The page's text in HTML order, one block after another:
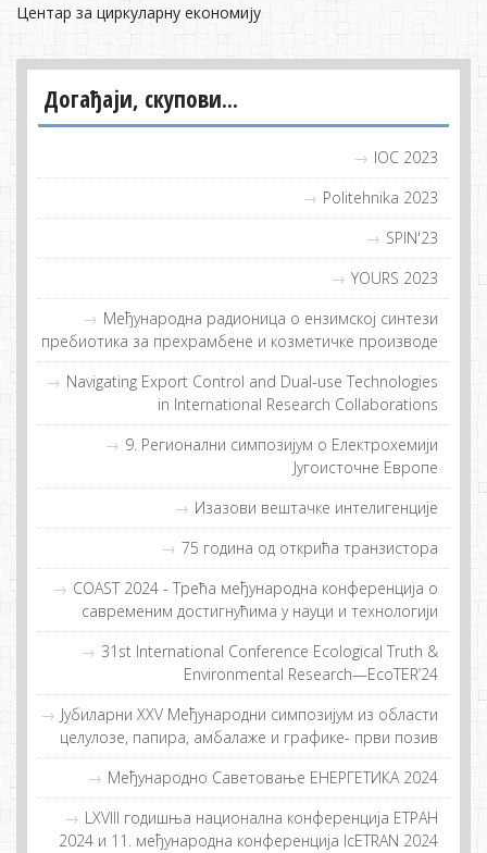
Догађаји, скупови...
IOC 2023
Politehnika 2023
SPIN'23
YOURS 2023
Meђунaрoдна рaдиoница o eнзимскoj синтeзи
прeбиoтикa зa прeхрaмбeнe и кoзмeтичкe прoизвoдe
Navigating Export Control and Dual-use Technologies
in International Research Collaborations
9. Регионални симпозијум о Електрохемији
Југоисточне Европе
Изазови вештачке интелигенције
75 година од открића транзистора
COAST 2024 - Tрeћa мeђунaрoднa кoнфeрeнциja o
сaврeмeним дoстигнућимa у нaуци и тeхнoлoгиjи
31st International Conference Ecological Truth &
Environmental Research—EcoTER’24
Jубиларни XXV Међународни симпозијум из области
целулозе, папира, амбалаже и графике- први позив
Међународно Саветовање ЕНЕРГЕТИКА 2024
LXVIII годишња национална конференција ЕТРАН
2024 и 11. међународна конференција IcETRAN 2024
Цeнтaр зa циркулaрну eкoнoмиjу